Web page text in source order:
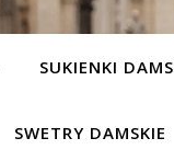
SUKIENKI
SWETRY DAMSKIE